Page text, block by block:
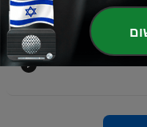
הוא רוצה אותך -